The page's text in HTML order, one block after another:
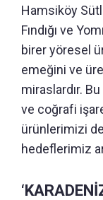
Hamsiköy
Fındığı ve
birer yöresel
emeğini ve
miraslardır.
ve coğrafi
ürünlerimizi
hedeflerimiz